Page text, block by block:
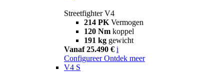
Streetfighter V4
214 PK Vermogen
120 Nm koppel
191 kg gewicht
Vanaf 25.490 € i
Configureer Ontdek meer
V4 S